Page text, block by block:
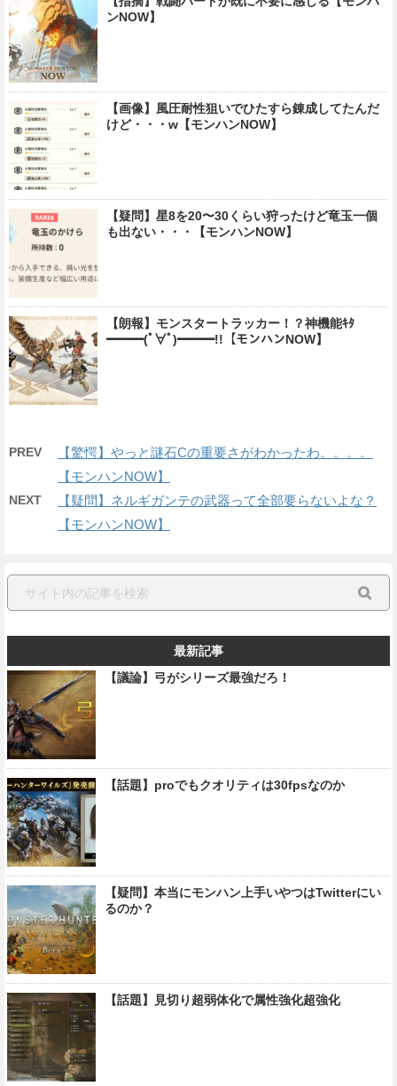
ンNOW】
【画像】風圧耐性狙いでひたすら錬成してたんだ
けど・・・w【モンハンNOW】
【疑問】星8を20〜30くらい狩ったけど竜玉一個
も出ない・・・【モンハンNOW】
【朗報】モンスタートラッカー！？神機能ｷﾀ
━━━(ﾟ∀ﾟ)━━━!!【モンハンNOW】
PREV
【驚愕】やっと謎石Cの重要さがわかったわ。。。。
【モンハンNOW】
NEXT
【疑問】ネルギガンテの武器って全部要らないよな？
【モンハンNOW】
最新記事
【議論】弓がシリーズ最強だろ！
【話題】proでもクオリティは30fpsなのか
【疑問】本当にモンハン上手いやつはTwitterにい
るのか？
【話題】見切り超弱体化で属性強化超強化